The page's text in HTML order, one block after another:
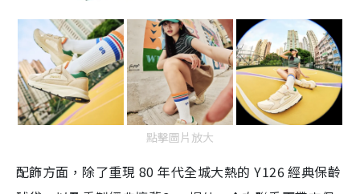
點擊圖片放大
配飾方面，除了重現 80 年代全城大熱的 Y126 經典保齡